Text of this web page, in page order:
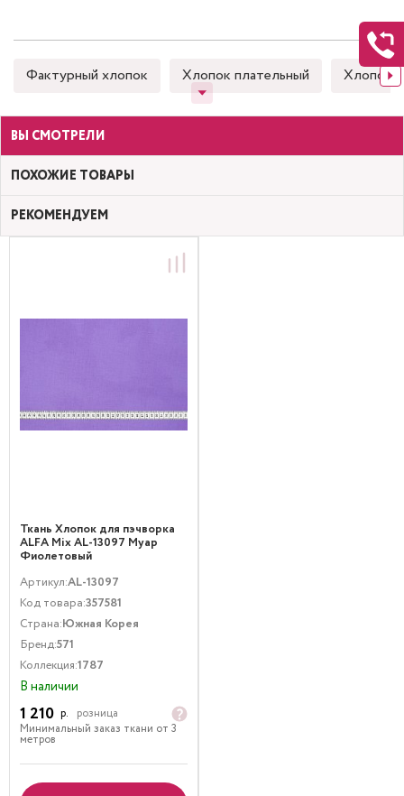
Фактурный хлопок Хлопок плательный Хлопок
ВЫ СМОТРЕЛИ
ПОХОЖИЕ ТОВАРЫ
РЕКОМЕНДУЕМ
Ткань Хлопок для пэчворка
ALFA Mix AL-13097 Муар
Фиолетовый
Артикул:AL-13097
Код товара:357581
Страна:Южная Корея
Бренд:571
Коллекция:1787
В наличии
1 210 р.
розница
Минимальный заказ ткани от 3
метров